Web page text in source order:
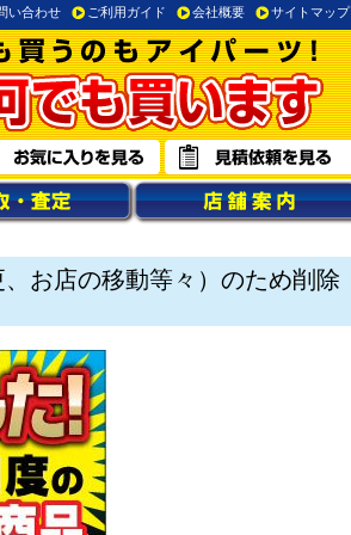
い合わせ ご利用ガイド 会社概要 サイトマップ
、お店の移動等々）のため削除